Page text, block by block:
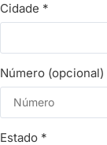
Cidade *
Número (opcional)
Estado *